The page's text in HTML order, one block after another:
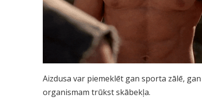
Aizdusa var piemeklēt gan sporta zālē,
organismam trūkst skābekļa.